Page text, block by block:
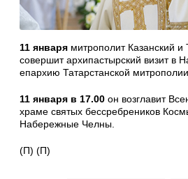
11 января митрополит Казанский и
совершит архипастырский визит в
епархию Татарстанской митрополии.
11 января в 17.00 он возглавит
храме святых бессребреников
Набережные Челны.
(П) (П)